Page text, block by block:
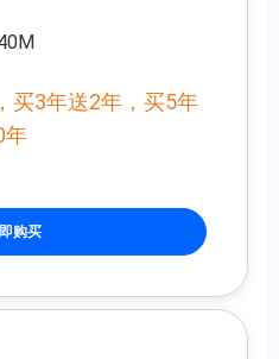
买3年送2年，买5年
年
购买